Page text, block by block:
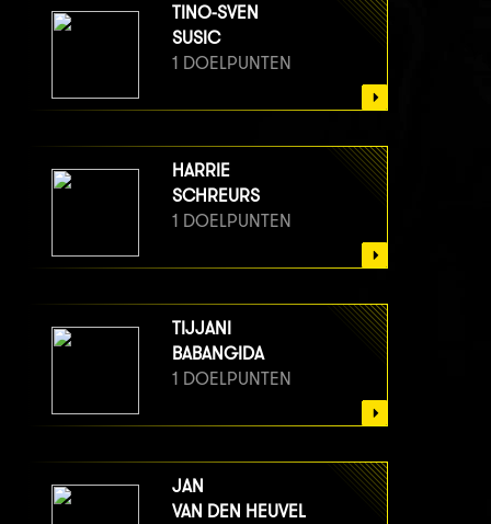
TINO-SVEN
SUSIC
1 DOELPUNTEN
HARRIE
SCHREURS
1 DOELPUNTEN
TIJJANI
BABANGIDA
1 DOELPUNTEN
JAN
VAN DEN HEUVEL